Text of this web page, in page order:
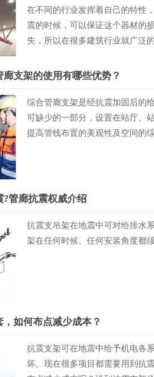
在不同的行业发挥着自己的特性
震的时候，可以保证这个器材的
失，所以在很多建筑行业就广泛
支架的使用有哪些优势？
综合管廊支架是经抗震加固后的
可缺少的一部分，设置在站厅、
提高管线布置的美观性及空间的
管廊抗震权威介绍
抗震支吊架在地震中可对给排水
架在任何时候、任何安装角度都
如何布点减少成本？
抗震支架可在地震中给予机电各
坏。现在很多项目都需要用到抗